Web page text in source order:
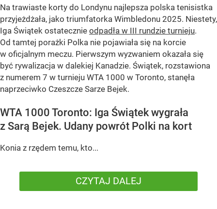
Na trawiaste korty do Londynu najlepsza polska tenisistka
przyjeżdżała, jako triumfatorka Wimbledonu 2025. Niestety,
Iga Świątek ostatecznie odpadła w III rundzie turnieju.
Od tamtej porażki Polka nie pojawiała się na korcie
w oficjalnym meczu. Pierwszym wyzwaniem okazała się
być rywalizacja w dalekiej Kanadzie. Świątek, rozstawiona
z numerem 7 w turnieju WTA 1000 w Toronto, stanęła
naprzeciwko Czeszcze Sarze Bejek.
WTA 1000 Toronto: Iga Świątek wygrała
z Sarą Bejek. Udany powrót Polki na kort
Konia z rzędem temu, kto...
CZYTAJ DALEJ